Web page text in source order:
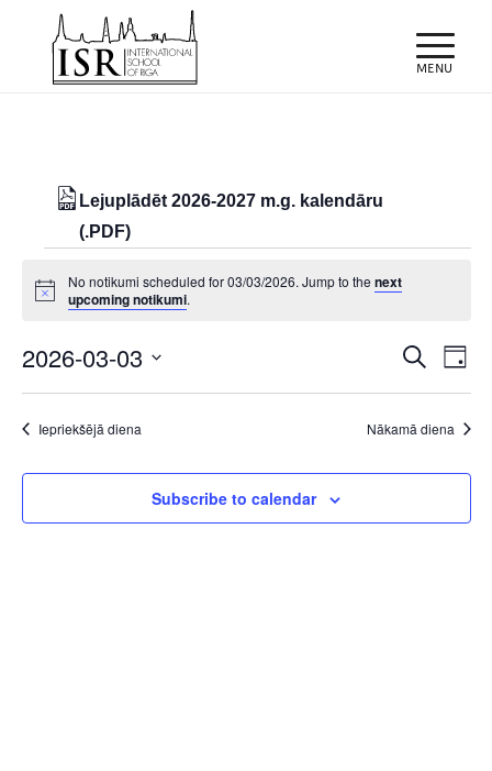
Lejuplādēt 2026-2027 m.g. kalendāru
(.PDF)
Notikumi
for
03/03/2026
Notice
No notikumi scheduled for 03/03/2026. Jump to thenext
upcoming notikumi.
Search
and
Meklēt
Day
2026-03-03
Select
date.Iepriekšējā diena Nākamā diena
Subscribe to calendar